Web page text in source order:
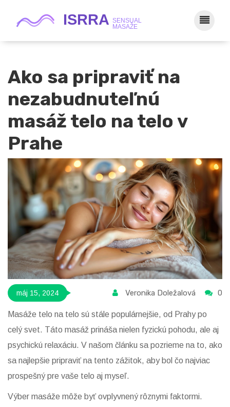
Ako sa pripraviť na
nezabudnuteľnú
masáž telo na telo v
Prahe
máj 15, 2024 Veronika Doležalová 0
Masáže telo na telo sú stále populárnejšie, od Prahy po
celý svet. Táto masáž prináša nielen fyzickú pohodu, ale aj
psychickú relaxáciu. V našom článku sa pozrieme na to, ako
sa najlepšie pripraviť na tento zážitok, aby bol čo najviac
prospešný pre vaše telo aj myseľ.
Výber masáže môže byť ovplyvnený rôznymi faktormi.